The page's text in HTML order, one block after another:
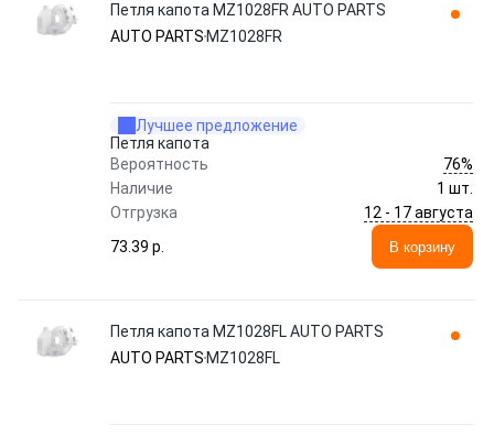
Петля капота MZ1028FR AUTO PARTS
AUTO PARTS MZ1028FR
Лучшее предложение
Петля капота
Вероятность
76%
Наличие
1 шт.
Отгрузка
12 - 17 августа
73.39 p.
В корзину
Петля капота MZ1028FL AUTO PARTS
AUTO PARTS MZ1028FL